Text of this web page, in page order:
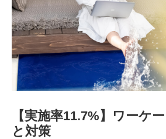
Contents
Articles
About
【実施率11.7%】ワーケ
と対策